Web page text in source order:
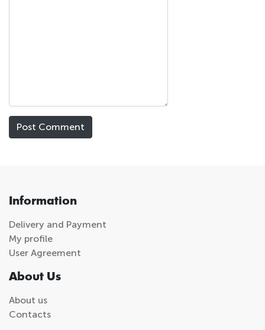
Information
Delivery and Payment
My profile
User Agreement
About Us
About us
Contacts